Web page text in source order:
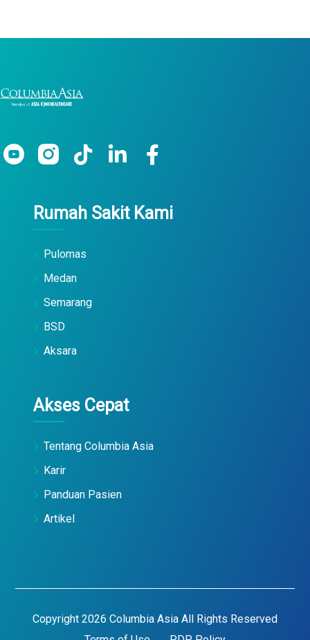
Rumah Sakit Kami
Pulomas
Medan
Semarang
BSD
Aksara
Akses Cepat
Tentang Columbia Asia
Karir
Panduan Pasien
Artikel
Copyright 2026 Columbia Asia All Rights Reserved